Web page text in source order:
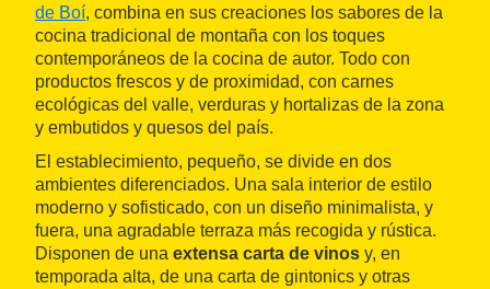
de Boí, combina en sus creaciones los sabores de la
cocina tradicional de montaña con los toques
contemporáneos de la cocina de autor. Todo con
productos frescos y de proximidad, con carnes
ecológicas del valle, verduras y hortalizas de la zona
y embutidos y quesos del país.
El establecimiento, pequeño, se divide en dos
ambientes diferenciados. Una sala interior de estilo
moderno y sofisticado, con un diseño minimalista, y
fuera, una agradable terraza más recogida y rústica.
Disponen de una extensa carta de vinos y, en
temporada alta, de una carta de gintonics y otras